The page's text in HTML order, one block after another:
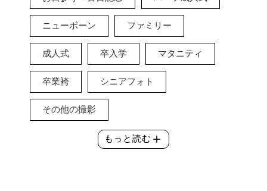
ニューボーン ファミリー
成人式 卒入学 マタニティ
卒業袴 シニアフォト
その他の撮影
もっと読む add